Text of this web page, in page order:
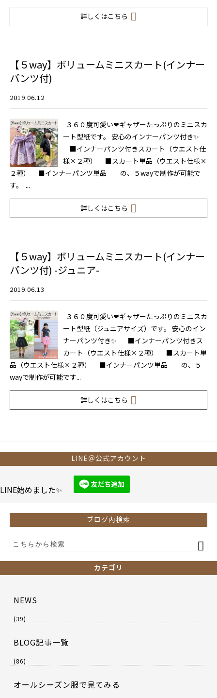
詳しくはこちら
【５way】ボリュームミニスカート(インナー
パンツ付)
2019.06.12
３６０度可愛い❤ギャザーたっぷりのミニスカ
ート型紙です。 安心のインナーパンツ付き✨
■インナーパンツ付きスカート（ウエスト仕
様×２種） ■スカート単品（ウエスト仕様×
２種） ■インナーパンツ単品 の、５wayで制作が可能で
す。 ...
詳しくはこちら
【５way】ボリュームミニスカート(インナー
パンツ付) -ジュニア-
2019.06.13
３６０度可愛い❤ギャザーたっぷりのミニスカ
ート型紙（ジュニアサイズ）です。 安心のイン
ナーパンツ付き✨ ■インナーパンツ付きス
カート（ウエスト仕様×２種） ■スカート単
品（ウエスト仕様×２種） ■インナーパンツ単品 の、５
wayで制作が可能です...
詳しくはこちら
LINE＠公式アカウント
LINE始めました✨
ブログ内検索
カテゴリ
NEWS
(39)
BLOG記事一覧
(86)
オールシーズン服で見てみる